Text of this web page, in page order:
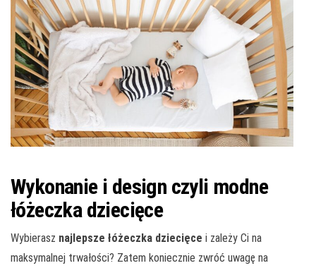
Wykonanie i design czyli modne
łóżeczka dziecięce
Wybierasz najlepsze łóżeczka dziecięce i zależy Ci na
maksymalnej trwałości? Zatem koniecznie zwróć uwagę na